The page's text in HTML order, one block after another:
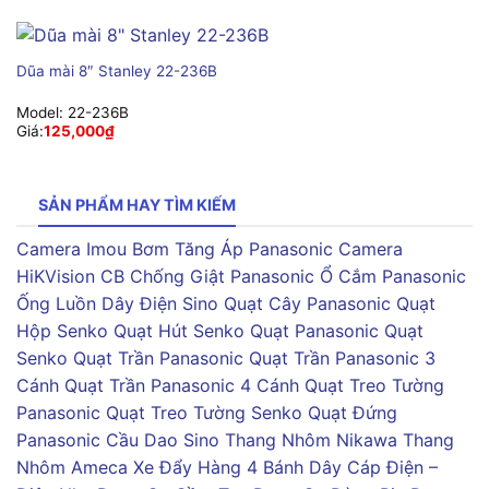
Dũa mài 8″ Stanley 22-236B
Model: 22-236B
Giá:125,000₫
SẢN PHẨM HAY TÌM KIẾM
Camera Imou Bơm Tăng Áp Panasonic Camera
HiKVision CB Chống Giật Panasonic Ổ Cắm Panasonic
Ống Luồn Dây Điện Sino Quạt Cây Panasonic Quạt
Hộp Senko Quạt Hút Senko Quạt Panasonic Quạt
Senko Quạt Trần Panasonic Quạt Trần Panasonic 3
Cánh Quạt Trần Panasonic 4 Cánh Quạt Treo Tường
Panasonic Quạt Treo Tường Senko Quạt Đứng
Panasonic Cầu Dao Sino Thang Nhôm Nikawa Thang
Nhôm Ameca Xe Đẩy Hàng 4 Bánh Dây Cáp Điện –